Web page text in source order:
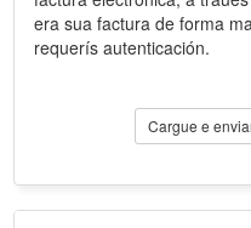
era sua factura de forma
requerís autenticación.
Cargue e